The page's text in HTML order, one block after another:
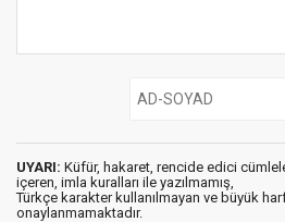
UYARI: Küfür, hakaret, rencide edici
içeren, imla kuralları ile yazılmamış,
Türkçe karakter kullanılmayan ve büyük
onaylanmamaktadır.